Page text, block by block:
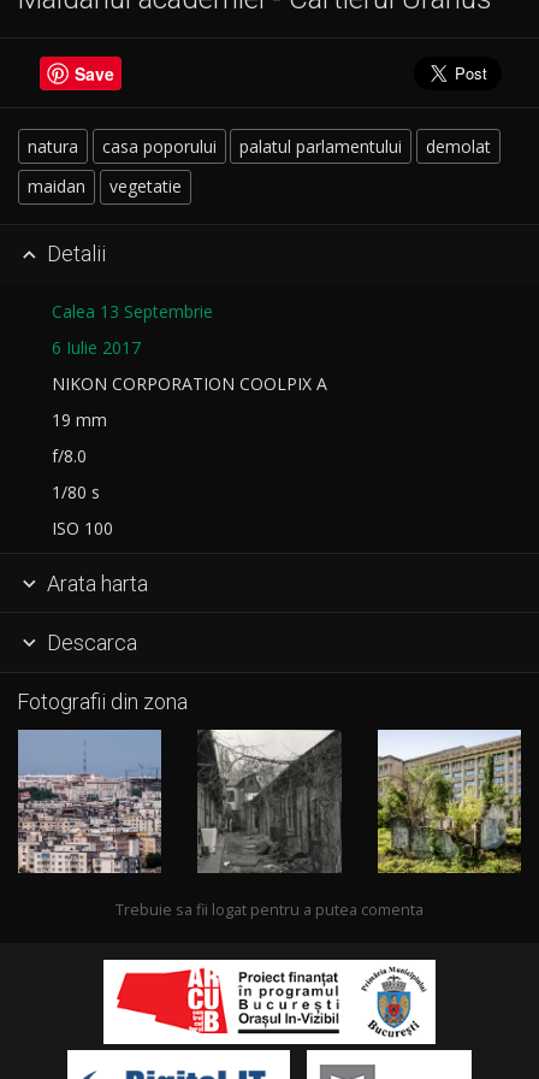
Save
natura casa poporului palatul parlamentului
demolat
maidan
vegetatie
 Detalii
Calea 13 Septembrie
6 Iulie 2017
NIKON CORPORATION COOLPIX A
19 mm
f/8.0
1/80 s
ISO 100
 Arata harta
 Descarca
Fotografii din zona
Trebuie sa fii logat pentru a putea comenta